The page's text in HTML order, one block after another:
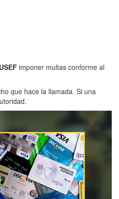
imponer multas conforme al
que hace la llamada. Si una